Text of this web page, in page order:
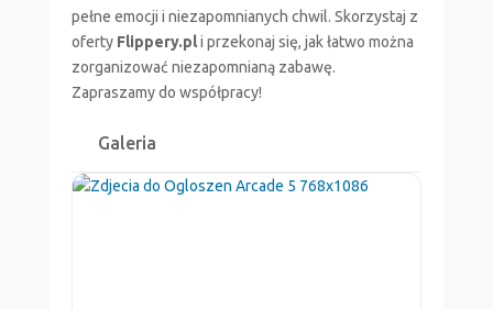
pełne emocji i niezapomnianych chwil. Skorzystaj z
oferty Flippery.pli przekonaj się, jak łatwo można
zorganizować niezapomnianą zabawę.
Zapraszamy do współpracy!
Galeria